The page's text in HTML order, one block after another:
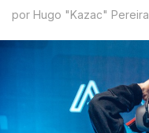
por Hugo "Kazac" Pereira